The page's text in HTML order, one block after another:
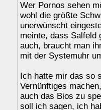
Wer Pornos sehen
wohl die größte
unerwünscht
meinte, dass Salfeld
auch, braucht man
mit der Systemuhr
Ich hatte mir das so
Vernünftiges
auch das Bios zu
soll ich sagen, ich